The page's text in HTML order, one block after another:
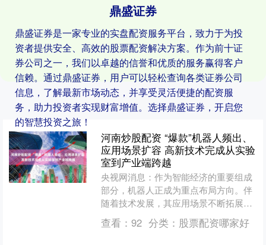
鼎盛证券
鼎盛证券是一家专业的实盘配资服务平台，致力于为投
资者提供安全、高效的股票配资解决方案。作为前十证
券公司之一，我们以卓越的信誉和优质的服务赢得客户
信赖。通过鼎盛证券，用户可以轻松查询各类证券公司
信息，了解最新市场动态，并享受灵活便捷的配资服
务，助力投资者实现财富增值。选择鼎盛证券，开启您
的智慧投资之旅！
河南炒股配资 “爆款”机器人频出、
应用场景扩容 高新技术完成从实验
室到产业端跨越
央视网消息：作为智能经济的重要组成
部分，机器人正成为重点布局方向。伴
随着技术发展，其应用场景不断拓展，
已经开始走进我们的生活和工作。 在广
东深圳人才公园，一个由....
查看： 92 分类： 股票配资哪家好